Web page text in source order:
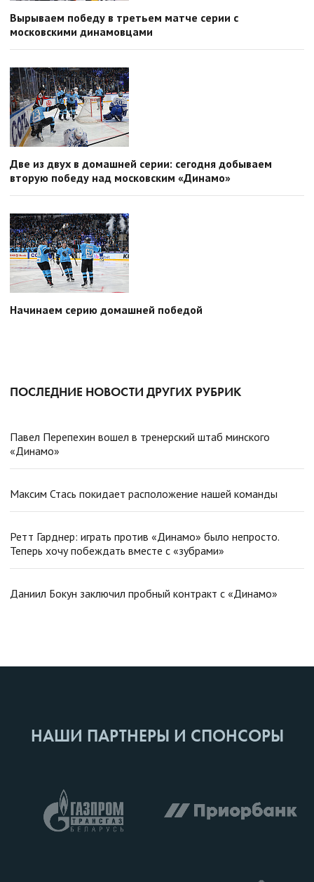
Вырываем победу в третьем матче серии с
московскими динамовцами
Две из двух в домашней серии: сегодня добываем
вторую победу над московским «Динамо»
Начинаем серию домашней победой
ПОСЛЕДНИЕ НОВОСТИ ДРУГИХ РУБРИК
Павел Перепехин вошел в тренерский штаб минского
«Динамо»
Максим Стась покидает расположение нашей команды
Ретт Гарднер: играть против «Динамо» было непросто.
Теперь хочу побеждать вместе с «зубрами»
Даниил Бокун заключил пробный контракт с «Динамо»
НАШИ ПАРТНЕРЫ И СПОНСОРЫ